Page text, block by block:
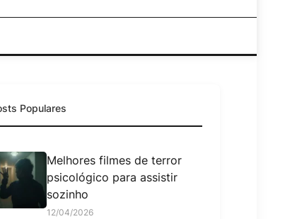
Populares
Melhores filmes de terror
psicológico para assistir
sozinho
12/04/2026